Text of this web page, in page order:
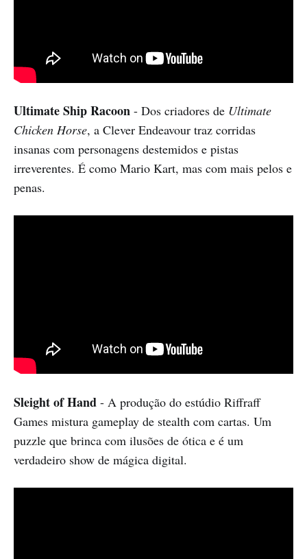
Ultimate Ship Racoon - Dos criadores de Ultimate
Chicken Horse, a Clever Endeavour traz corridas
insanas com personagens destemidos e pistas
irreverentes. É como Mario Kart, mas com mais pelos e
penas.
Sleight of Hand - A produção do estúdio Riffraff
Games mistura gameplay de stealth com cartas. Um
puzzle que brinca com ilusões de ótica e é um
verdadeiro show de mágica digital.